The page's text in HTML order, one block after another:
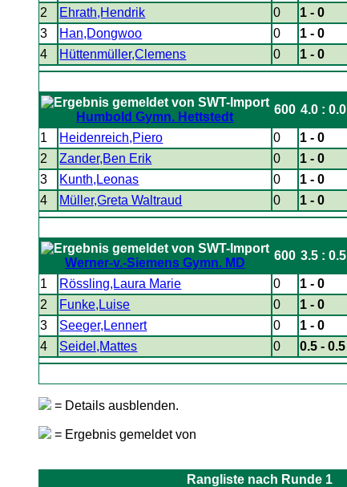
2
Ehrath,Hendrik 0 1 - 0
3
Han,Dongwoo 0 1 - 0
4
Hüttenmüller,Clemens 0 1 - 0
Humbold Gymn. Hettstedt
600 4.0 : 0.0
1 Heidenreich,Piero 0 1 - 0
2
Zander,Ben Erik 0 1 - 0
3
Kunth,Leonas 0 1 - 0
4
Müller,Greta Waltraud 0 1 - 0
Werner-v.-Siemens Gymn. MD
600 3.5 : 0.5
1 Rössling,Laura Marie 0 1 - 0
2
Funke,Luise 0 1 - 0
3
Seeger,Lennert 0 1 - 0
4
Seidel,Mattes 0 0.5 - 0.5
= Details ausblenden.
= Ergebnis gemeldet von
Rangliste nach Runde 1